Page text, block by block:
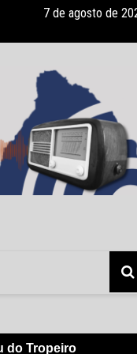
“A Bela e a Fera”
7 de agosto de
do Tropeiro